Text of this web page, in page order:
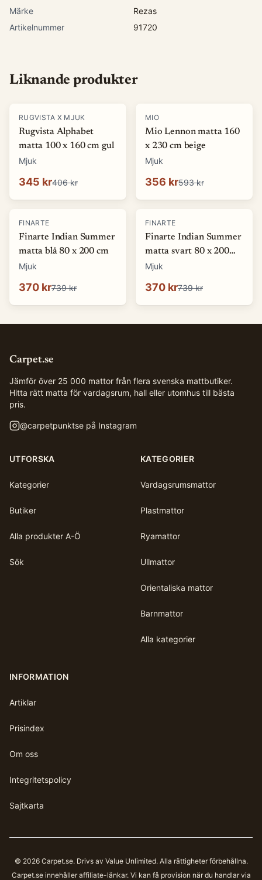
Märke
Rezas
Artikelnummer
91720
Liknande produkter
-15%
RUGVISTA X MJUK
Rugvista Alphabet
matta 100 x 160 cm gul
Mjuk
345 kr406 kr
-40%
MIO
Mio Lennon matta 160
x 230 cm beige
Mjuk
356 kr593 kr
-50 %
FINARTE
Finarte Indian Summer
matta blå 80 x 200 cm
Mjuk
370 kr739 kr
-50 %
FINARTE
Finarte Indian Summer
matta svart 80 x 200
cm
Mjuk
370 kr739 kr
Carpet.se
Jämför över 25 000 mattor från flera svenska mattbutiker.
Hitta rätt matta för vardagsrum, hall eller utomhus till bästa
pris.
@carpetpunktse på Instagram
UTFORSKA
Kategorier
Butiker
Alla produkter A-Ö
Sök
KATEGORIER
Vardagsrumsmattor
Plastmattor
Ryamattor
Ullmattor
Orientaliska mattor
Barnmattor
Alla kategorier
INFORMATION
Artiklar
Prisindex
Om oss
Integritetspolicy
Sajtkarta
© 2026 Carpet.se. Drivs av Value Unlimited. Alla rättigheter förbehållna.
Carpet.seinnehåller affiliate-länkar. Vi kan få provision när du handlar via